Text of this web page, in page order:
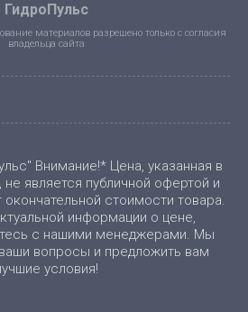
ГидроПульс
материалов разрешено только с согласия
владельца сайта
Внимание!* Цена, указанная в
является публичной офертой и
стоимости товара.
информации о цене,
с нашими менеджерами. Мы
вопросы и предложить вам
условия!